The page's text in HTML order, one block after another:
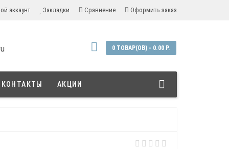
аккаунт Закладки Сравнение Оформить заказ
0 ТОВАР(ОВ) - 0.00 Р.
КОНТАКТЫ АКЦИИ